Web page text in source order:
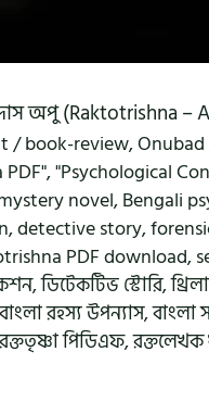
অপু (Raktotrishna –
/book-review,Onubad
,"Psychological
novel,Bengali
,detective story,
PDF download,
,ডিটেকটিভ স্টোরি,
বাংলা রহস্য উপন্যাস,বাংলা
রক্ততৃষ্ণা পিডিএফ,রক্তলেখক